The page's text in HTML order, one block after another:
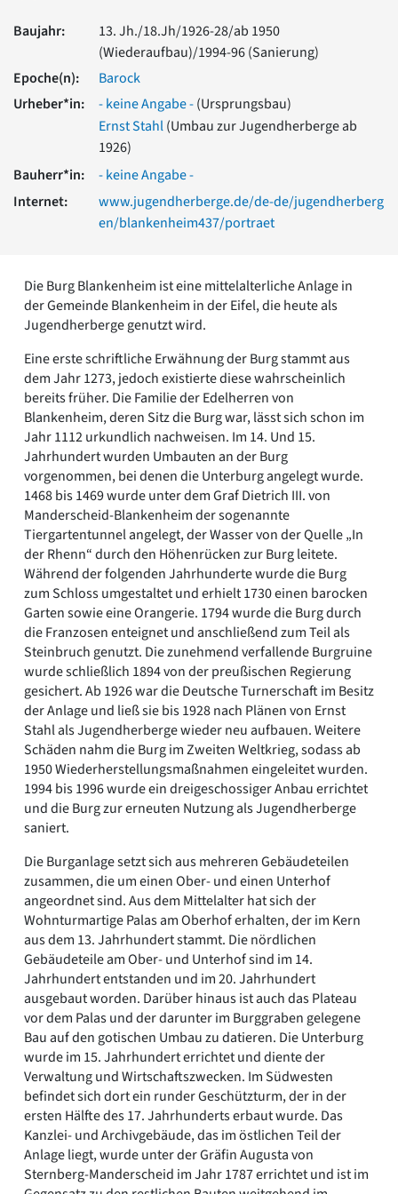
Vorromanik
Römische Antike
Über uns
Über baukunst-nrw
Fachbeirat
Freunde & Förderer
Kontakt
Impressum
Datenschutz
Suchbegriff eingeben
Baujahr:
13. Jh./18.Jh/1926-28/ab 1950
(Wiederaufbau)/1994-96 (Sanierung)
Epoche(n):
Barock
Urheber*in:
- keine Angabe -(Ursprungsbau)
Ernst Stahl(Umbau zur Jugendherberge ab
1926)
Bauherr*in:
- keine Angabe -
Internet:
www.jugendherberge.de/de-de/jugendherberg
en/blankenheim437/portraet
Die Burg Blankenheim ist eine mittelalterliche Anlage in
der Gemeinde Blankenheim in der Eifel, die heute als
Jugendherberge genutzt wird.
Eine erste schriftliche Erwähnung der Burg stammt aus
dem Jahr 1273, jedoch existierte diese wahrscheinlich
bereits früher. Die Familie der Edelherren von
Blankenheim, deren Sitz die Burg war, lässt sich schon im
Jahr 1112 urkundlich nachweisen. Im 14. Und 15.
Jahrhundert wurden Umbauten an der Burg
vorgenommen, bei denen die Unterburg angelegt wurde.
1468 bis 1469 wurde unter dem Graf Dietrich III. von
Manderscheid-Blankenheim der sogenannte
Tiergartentunnel angelegt, der Wasser von der Quelle „In
der Rhenn“ durch den Höhenrücken zur Burg leitete.
Während der folgenden Jahrhunderte wurde die Burg
zum Schloss umgestaltet und erhielt 1730 einen barocken
Garten sowie eine Orangerie. 1794 wurde die Burg durch
die Franzosen enteignet und anschließend zum Teil als
Steinbruch genutzt. Die zunehmend verfallende Burgruine
wurde schließlich 1894 von der preußischen Regierung
gesichert. Ab 1926 war die Deutsche Turnerschaft im Besitz
der Anlage und ließ sie bis 1928 nach Plänen von Ernst
Stahl als Jugendherberge wieder neu aufbauen. Weitere
Schäden nahm die Burg im Zweiten Weltkrieg, sodass ab
1950 Wiederherstellungsmaßnahmen eingeleitet wurden.
1994 bis 1996 wurde ein dreigeschossiger Anbau errichtet
und die Burg zur erneuten Nutzung als Jugendherberge
saniert.
Die Burganlage setzt sich aus mehreren Gebäudeteilen
zusammen, die um einen Ober- und einen Unterhof
angeordnet sind. Aus dem Mittelalter hat sich der
Wohnturmartige Palas am Oberhof erhalten, der im Kern
aus dem 13. Jahrhundert stammt. Die nördlichen
Gebäudeteile am Ober- und Unterhof sind im 14.
Jahrhundert entstanden und im 20. Jahrhundert
ausgebaut worden. Darüber hinaus ist auch das Plateau
vor dem Palas und der darunter im Burggraben gelegene
Bau auf den gotischen Umbau zu datieren. Die Unterburg
wurde im 15. Jahrhundert errichtet und diente der
Verwaltung und Wirtschaftszwecken. Im Südwesten
befindet sich dort ein runder Geschützturm, der in der
ersten Hälfte des 17. Jahrhunderts erbaut wurde. Das
Kanzlei- und Archivgebäude, das im östlichen Teil der
Anlage liegt, wurde unter der Gräfin Augusta von
Sternberg-Manderscheid im Jahr 1787 errichtet und ist im